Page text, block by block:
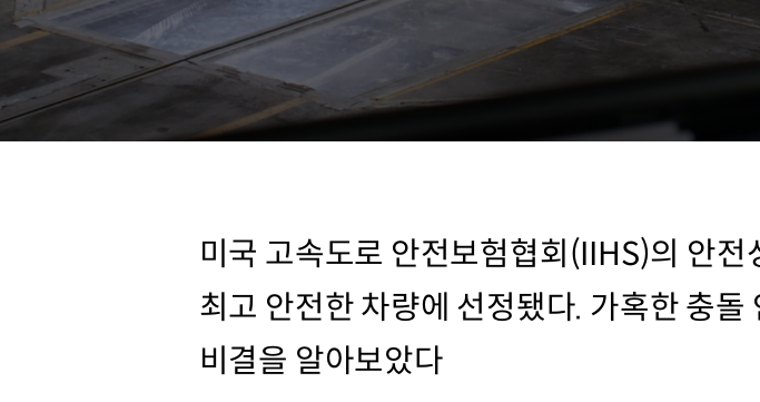
미국 고속도로 안전보험협회(IIHS)의 안
최고 안전한 차량에 선정됐다. 가혹한 충
비결을 알아보았다